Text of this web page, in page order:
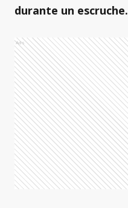
durante un escruche.
Ads